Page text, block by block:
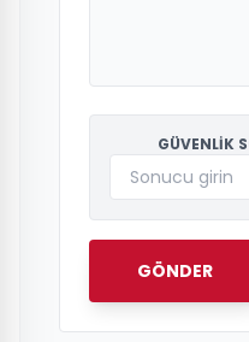
GÜVENLİK
GÖNDER